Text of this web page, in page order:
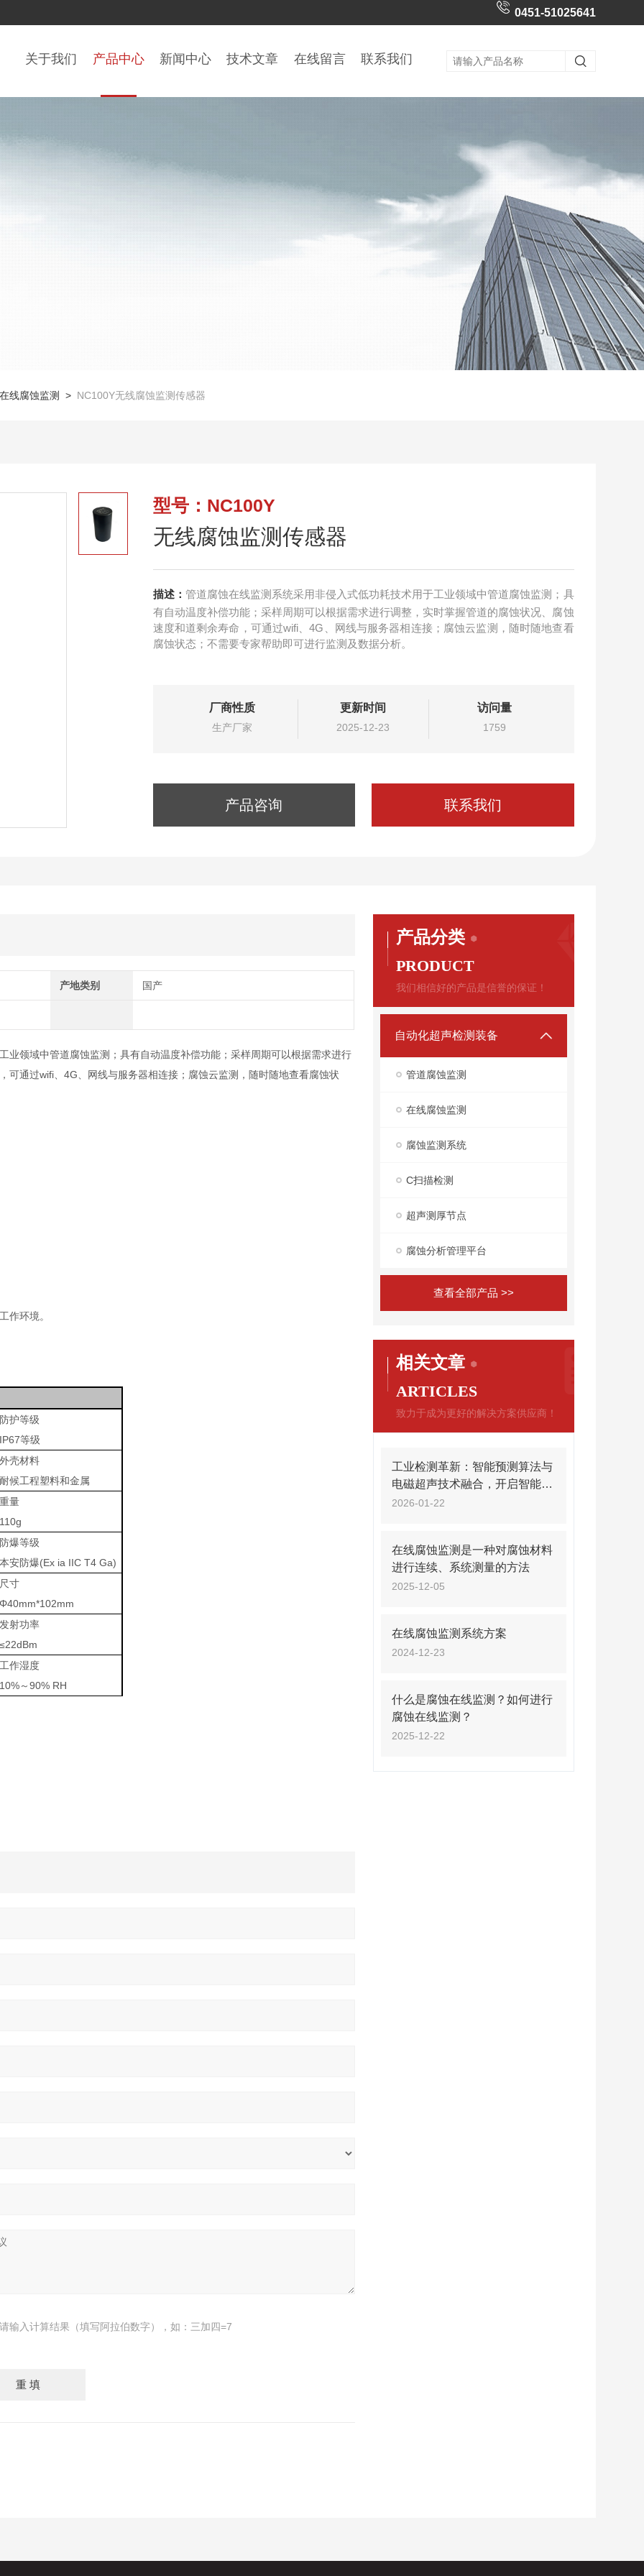
0451-51025641
关于我们 产品中心 新闻中心 技术文章 在线留言 联系我们
在线腐蚀监测 > NC100Y无线腐蚀监测传感器
型号：NC100Y
无线腐蚀监测传感器
描述： 管道腐蚀在线监测系统采用非侵入式低功耗技术用于工业领域中管道腐蚀监测；具
有自动温度补偿功能；采样周期可以根据需求进行调整，实时掌握管道的腐蚀状况、腐蚀
速度和道剩余寿命，可通过wifi、4G、网线与服务器相连接；腐蚀云监测，随时随地查看
腐蚀状态；不需要专家帮助即可进行监测及数据分析。
厂商性质
生产厂家
更新时间
2025-12-23
访问量
1759
产品咨询 联系我们
产地类别 国产
业领域中管道腐蚀监测；具有自动温度补偿功能；采样周期可以根据需求进行
可通过wifi、4G、网线与服务器相连接；腐蚀云监测，随时随地查看腐蚀状
环境。
防护等级
IP67等级
外壳材料
耐候工程塑料和金属
重量
110g
防爆等级
本安防爆(Ex ia IIC T4 Ga)
尺寸
Φ40mm*102mm
发射功率
≤22dBm
工作湿度
10%～90% RH
请输入计算结果（填写阿拉伯数字），如：三加四=7
产品分类
PRODUCT
我们相信好的产品是信誉的保证！
自动化超声检测装备
管道腐蚀监测
在线腐蚀监测
腐蚀监测系统
C扫描检测
超声测厚节点
腐蚀分析管理平台
查看全部产品 >>
相关文章
ARTICLES
致力于成为更好的解决方案供应商！
工业检测革新：智能预测算法与
电磁超声技术融合，开启智能腐
蚀监测新范式
2026-01-22
在线腐蚀监测是一种对腐蚀材料
进行连续、系统测量的方法
2025-12-05
在线腐蚀监测系统方案
2024-12-23
什么是腐蚀在线监测？如何进行
腐蚀在线监测？
2025-12-22